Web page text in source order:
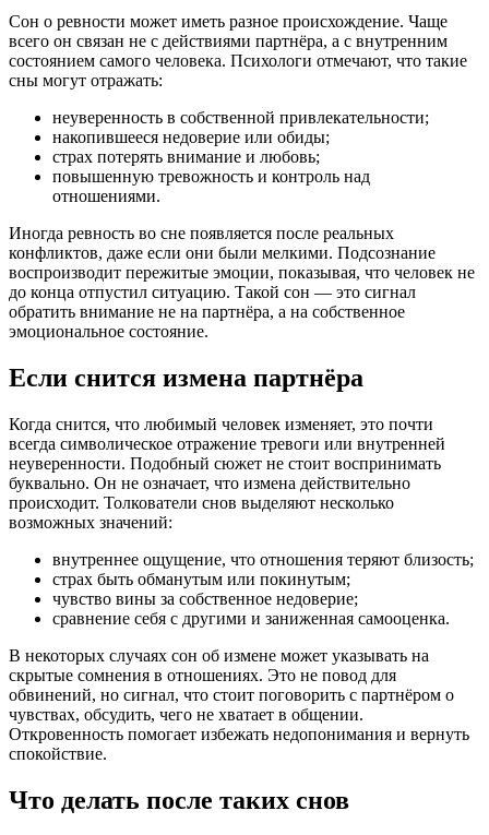
Сон о ревности может иметь разное происхождение. Чаще
всего он связан не с действиями партнёра, а с внутренним
состоянием самого человека. Психологи отмечают, что такие
сны могут отражать:
неуверенность в собственной привлекательности;
накопившееся недоверие или обиды;
страх потерять внимание и любовь;
повышенную тревожность и контроль над
отношениями.
Иногда ревность во сне появляется после реальных
конфликтов, даже если они были мелкими. Подсознание
воспроизводит пережитые эмоции, показывая, что человек не
до конца отпустил ситуацию. Такой сон — это сигнал
обратить внимание не на партнёра, а на собственное
эмоциональное состояние.
Если снится измена партнёра
Когда снится, что любимый человек изменяет, это почти
всегда символическое отражение тревоги или внутренней
неуверенности. Подобный сюжет не стоит воспринимать
буквально. Он не означает, что измена действительно
происходит. Толкователи снов выделяют несколько
возможных значений:
внутреннее ощущение, что отношения теряют близость;
страх быть обманутым или покинутым;
чувство вины за собственное недоверие;
сравнение себя с другими и заниженная самооценка.
В некоторых случаях сон об измене может указывать на
скрытые сомнения в отношениях. Это не повод для
обвинений, но сигнал, что стоит поговорить с партнёром о
чувствах, обсудить, чего не хватает в общении.
Откровенность помогает избежать недопонимания и вернуть
спокойствие.
Что делать после таких снов